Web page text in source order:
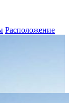
Расположение